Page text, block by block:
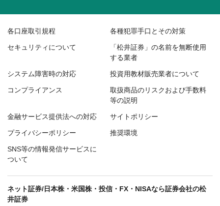
各口座取引規程 各種犯罪手口とその対策
セキュリティについて
「松井証券」の名前を無断使用
する業者
システム障害時の対応 投資用教材販売業者について
コンプライアンス
取扱商品のリスクおよび手数料
等の説明
金融サービス提供法への対応 サイトポリシー
プライバシーポリシー 推奨環境
SNS等の情報発信サービスに
ついて
ネット証券/日本株・米国株・投信・FX・NISAなら証券会社の松
井証券